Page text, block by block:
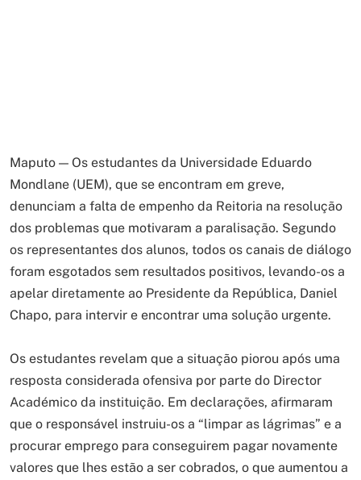
Maputo — Os estudantes da Universidade Eduardo
Mondlane (UEM), que se encontram em greve,
denunciam a falta de empenho da Reitoria na resolução
dos problemas que motivaram a paralisação. Segundo
os representantes dos alunos, todos os canais de diálogo
foram esgotados sem resultados positivos, levando-os a
apelar diretamente ao Presidente da República, Daniel
Chapo, para intervir e encontrar uma solução urgente.
Os estudantes revelam que a situação piorou após uma
resposta considerada ofensiva por parte do Director
Académico da instituição. Em declarações, afirmaram
que o responsável instruiu-os a “limpar as lágrimas” e a
procurar emprego para conseguirem pagar novamente
valores que lhes estão a ser cobrados, o que aumentou a